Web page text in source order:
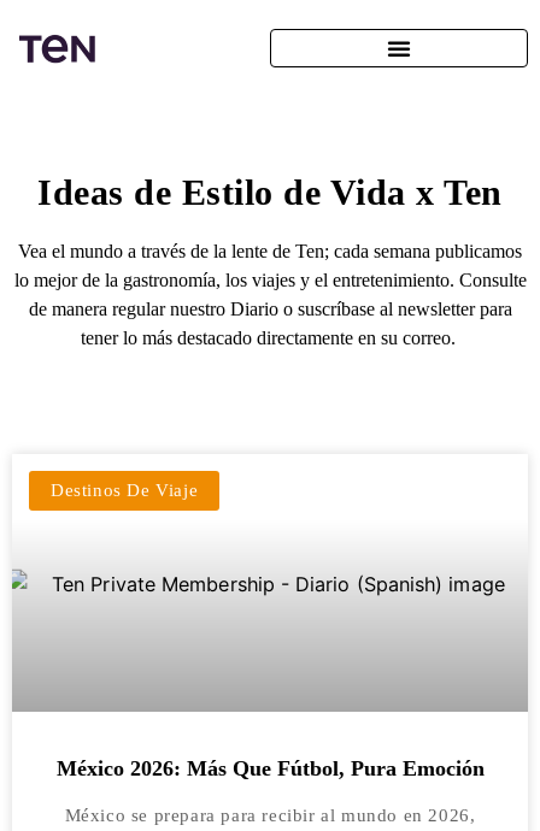
Ideas de Estilo de Vida x Ten
Vea el mundo a través de la lente de Ten; cada semana publicamos
lo mejor de la gastronomía, los viajes y el entretenimiento. Consulte
de manera regular nuestro Diario o suscríbase al newsletter para
tener lo más destacado directamente en su correo.
Destinos De Viaje
México 2026: Más Que Fútbol, Pura Emoción
México se prepara para recibir al mundo en 2026,